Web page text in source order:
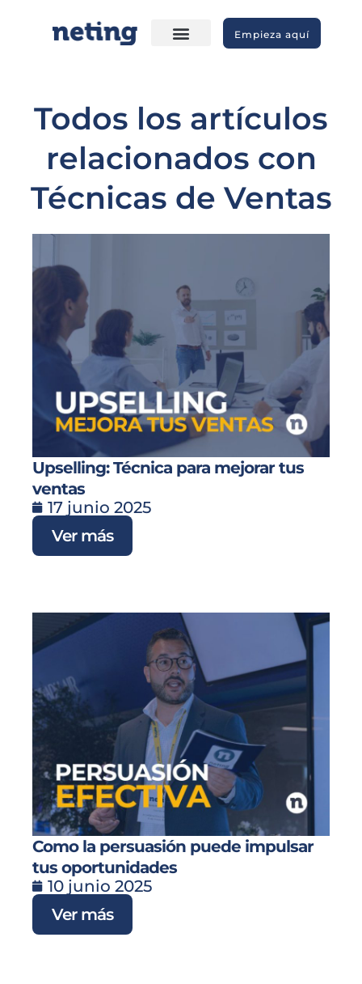
Empieza aquí
Todos los artículos
relacionados con
Técnicas de Ventas
Upselling: Técnica para mejorar tus
ventas
17 junio 2025
Ver más
Como la persuasión puede impulsar
tus oportunidades
10 junio 2025
Ver más